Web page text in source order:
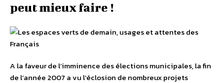
peut mieux faire !
A la faveur de l’imminence des élections municipales, la fin
de l’année 2007 a vu l’éclosion de nombreux projets